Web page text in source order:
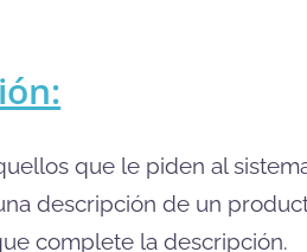
que le piden al
descripción de un
complete la descripción.